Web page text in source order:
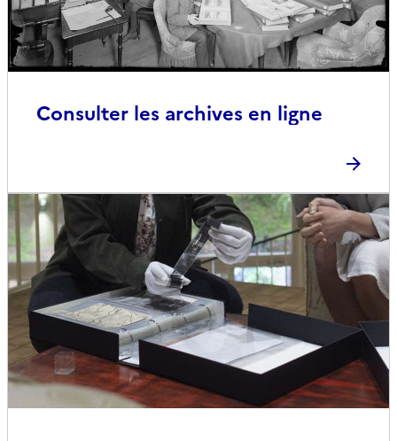
Consulter les archives en ligne